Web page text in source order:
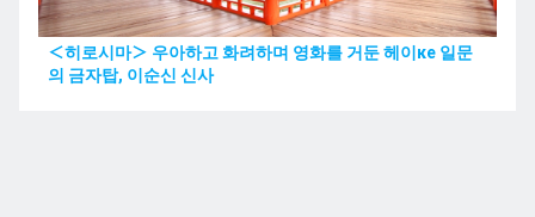
＜히로시마＞ 우아하고 화려하며 영화를 거둔 헤이ке 일문
의 금자탑, 이순신 신사